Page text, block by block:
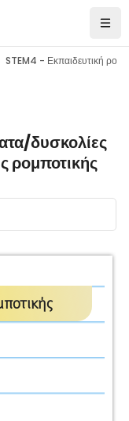
δυσκολίες
ρομποτικής